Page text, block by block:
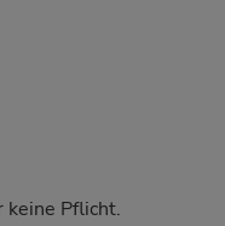
keine Pflicht.